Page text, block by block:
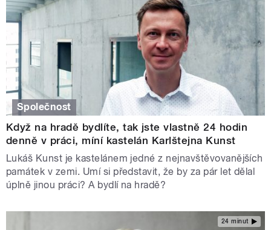
Společnost
Když na hradě bydlíte, tak jste vlastně 24 hodin
denně v práci, míní kastelán Karlštejna Kunst
Lukáš Kunst je kastelánem jedné z nejnavštěvovanějších
památek v zemi. Umí si představit, že by za pár let dělal
úplně jinou práci? A bydlí na hradě?
24 minut